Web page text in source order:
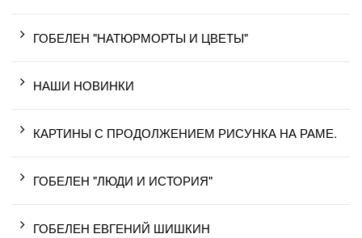
ГОБЕЛЕН "НАТЮРМОРТЫ И ЦВЕТЫ"
НАШИ НОВИНКИ
КАРТИНЫ С ПРОДОЛЖЕНИЕМ РИСУНКА НА РАМЕ.
ГОБЕЛЕН "ЛЮДИ И ИСТОРИЯ"
ГОБЕЛЕН ЕВГЕНИЙ ШИШКИН